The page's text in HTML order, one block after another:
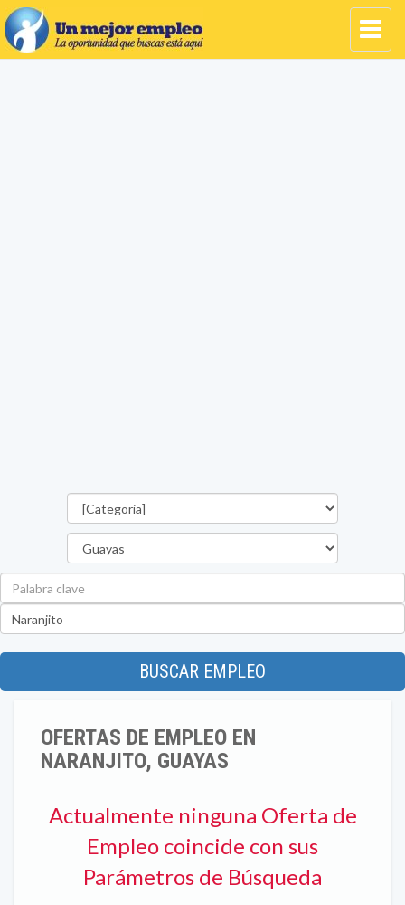
BUSCAR EMPLEO
OFERTAS DE EMPLEO EN
NARANJITO, GUAYAS
Actualmente ninguna Oferta de
Empleo coincide con sus
Parámetros de Búsqueda